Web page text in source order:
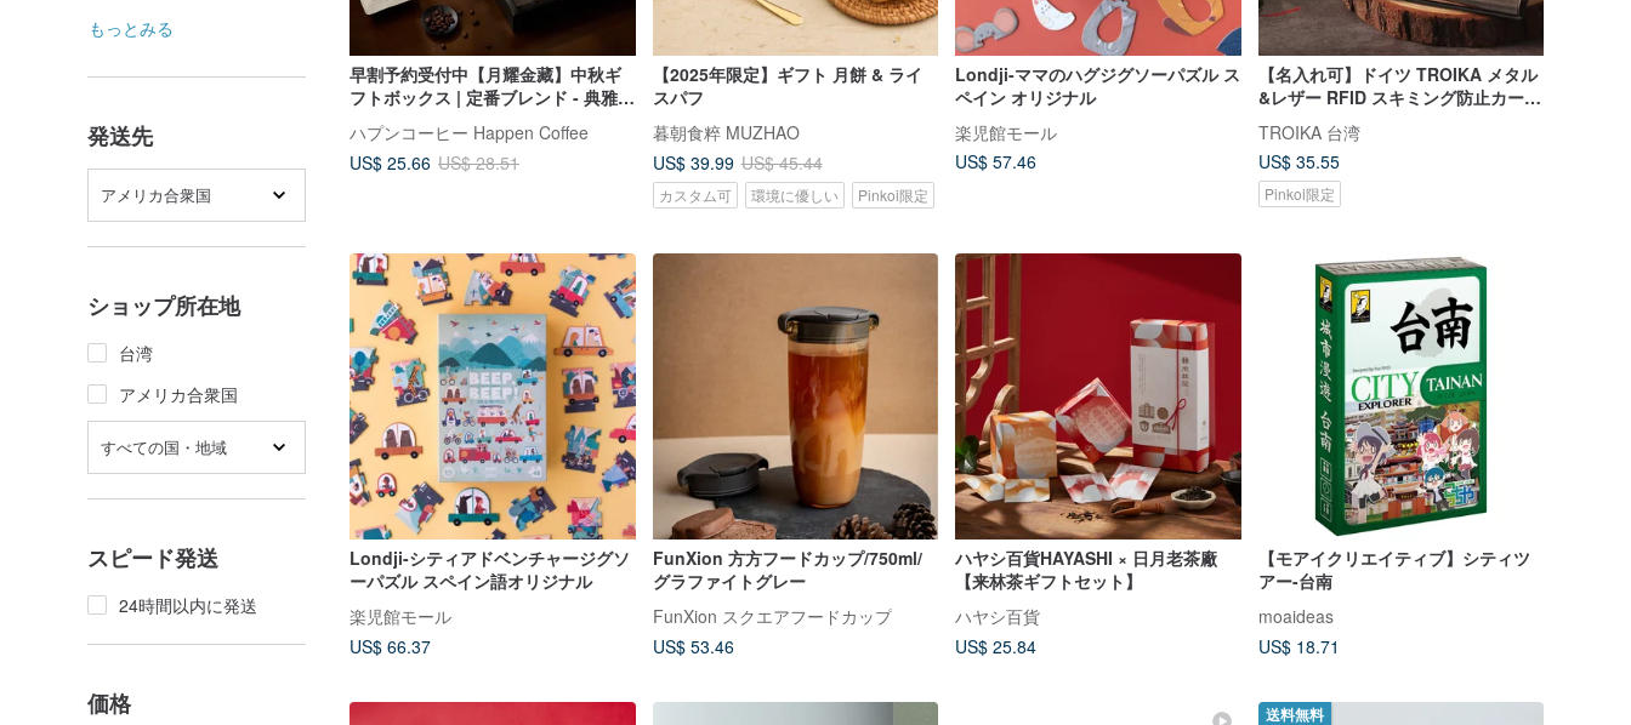
もっとみる
発送先
アメリカ合衆国
ショップ所在地
台湾
アメリカ合衆国
すべての国・地域
スピード発送
24時間以内に発送
価格
早割予約受付中【月耀金藏】中秋ギ
フトボックス | 定番ブレンド - 典雅款
ハプンコーヒー Happen Coffee
US$ 25.66 US$ 28.51
【2025年限定】ギフト 月餅 & ライ
スパフ
暮朝食粹 MUZHAO
US$ 39.99 US$ 45.44
カスタム可 環境に優しい Pinkoi限定
Londji-ママのハグジグソーパズル ス
ペイン オリジナル
楽児館モール
US$ 57.46
【名入れ可】ドイツ TROIKA メタル
&レザー RFID スキミング防止カード
ケース (ブラック)
TROIKA 台湾
US$ 35.55
Pinkoi限定
Londji-シティアドベンチャージグソ
ーパズル スペイン語オリジナル
楽児館モール
US$ 66.37
FunXion 方方フードカップ/750ml/
グラファイトグレー
FunXion スクエアフードカップ
US$ 53.46
ハヤシ百貨HAYASHI × 日月老茶廠
【来林茶ギフトセット】
ハヤシ百貨
US$ 25.84
【モアイクリエイティブ】シティツ
アー-台南
moaideas
US$ 18.71
送料無料